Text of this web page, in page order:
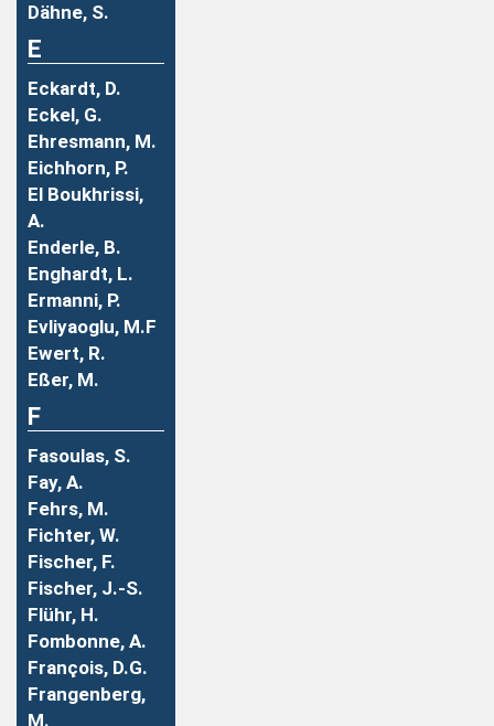
Dähne, S.
E
Eckardt, D.
Eckel, G.
Ehresmann, M.
Eichhorn, P.
El Boukhrissi,
A.
Enderle, B.
Enghardt, L.
Ermanni, P.
Evliyaoglu, M.F
Ewert, R.
Eßer, M.
F
Fasoulas, S.
Fay, A.
Fehrs, M.
Fichter, W.
Fischer, F.
Fischer, J.-S.
Flühr, H.
Fombonne, A.
François, D.G.
Frangenberg,
M.